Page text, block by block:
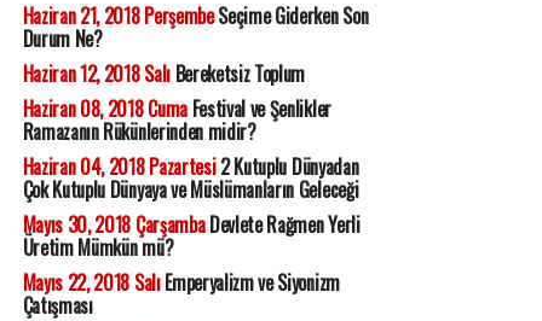
Haziran 21, 2018 PerşembeSeçime Giderken Son
Durum Ne?
Haziran 12, 2018 SalıBereketsiz Toplum
Haziran 08, 2018 CumaFestival ve Şenlikler
Ramazanın Rükünlerinden midir?
Haziran 04, 2018 Pazartesi2 Kutuplu Dünyadan
Çok Kutuplu Dünyaya ve Müslümanların Geleceği
Mayıs 30, 2018 ÇarşambaDevlete Rağmen Yerli
Üretim Mümkün mü?
Mayıs 22, 2018 SalıEmperyalizm ve Siyonizm
Çatışması